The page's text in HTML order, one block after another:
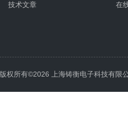
技术文章
在
版权所有©2026 上海铸衡电子科技有